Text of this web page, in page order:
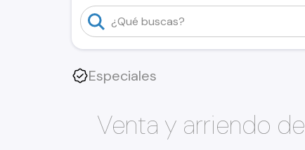
Especiales
Venta y arriendo